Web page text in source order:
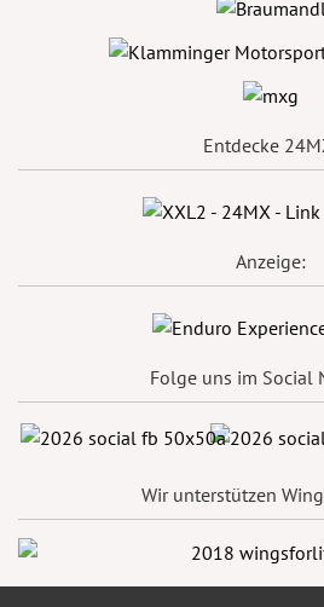
Entdecke
Anzeige:
Folge uns im Social
Wir unterstützen